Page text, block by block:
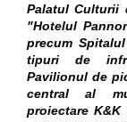
Palatul Culturii
"Hotelul
precum
tipuri de
Pavilionul de
central al
proiectare